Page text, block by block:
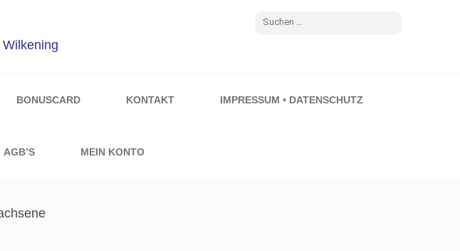
BONUSCARD KONTAKT IMPRESSUM • DATENSCHUTZ
AGB’S MEIN KONTO